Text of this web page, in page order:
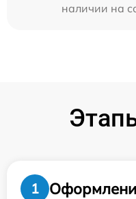
наличии на
1